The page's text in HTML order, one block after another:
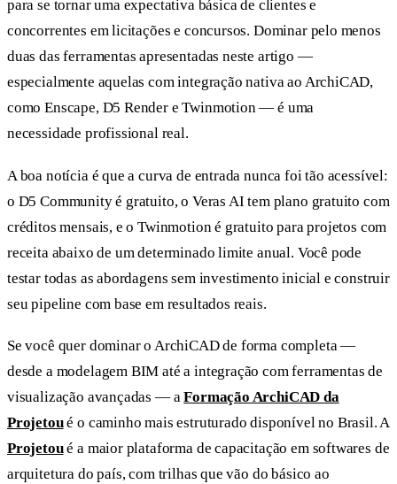
para se tornar uma expectativa básica de clientes e
concorrentes em licitações e concursos. Dominar pelo menos
duas das ferramentas apresentadas neste artigo —
especialmente aquelas com integração nativa ao ArchiCAD,
como Enscape, D5 Render e Twinmotion — é uma
necessidade profissional real.
A boa notícia é que a curva de entrada nunca foi tão acessível:
o D5 Community é gratuito, o Veras AI tem plano gratuito com
créditos mensais, e o Twinmotion é gratuito para projetos com
receita abaixo de um determinado limite anual. Você pode
testar todas as abordagens sem investimento inicial e construir
seu pipeline com base em resultados reais.
Se você quer dominar o ArchiCAD de forma completa —
desde a modelagem BIM até a integração com ferramentas de
visualização avançadas — aFormação ArchiCAD da
Projetoué o caminho mais estruturado disponível no Brasil. A
Projetoué a maior plataforma de capacitação em softwares de
arquitetura do país, com trilhas que vão do básico ao